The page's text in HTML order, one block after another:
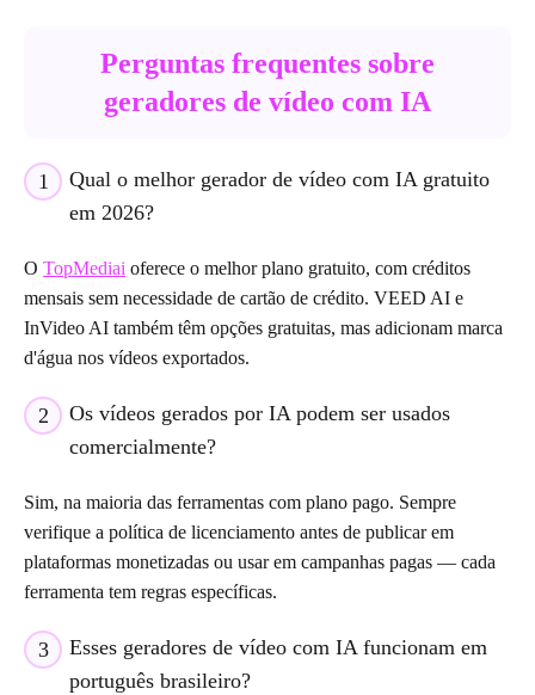
Perguntas frequentes sobre
geradores de vídeo com IA
1
Qual o melhor gerador de vídeo com IA gratuito
em 2026?
O TopMediai oferece o melhor plano gratuito, com créditos
mensais sem necessidade de cartão de crédito. VEED AI e
InVideo AI também têm opções gratuitas, mas adicionam marca
d'água nos vídeos exportados.
2
Os vídeos gerados por IA podem ser usados
comercialmente?
Sim, na maioria das ferramentas com plano pago. Sempre
verifique a política de licenciamento antes de publicar em
plataformas monetizadas ou usar em campanhas pagas — cada
ferramenta tem regras específicas.
3
Esses geradores de vídeo com IA funcionam em
português brasileiro?